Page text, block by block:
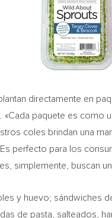
directamente en
«Cada paquete es como
coles brindan una
perfecto para los
simplemente, buscan
y huevo; sándwiches
de pasta, salteados,